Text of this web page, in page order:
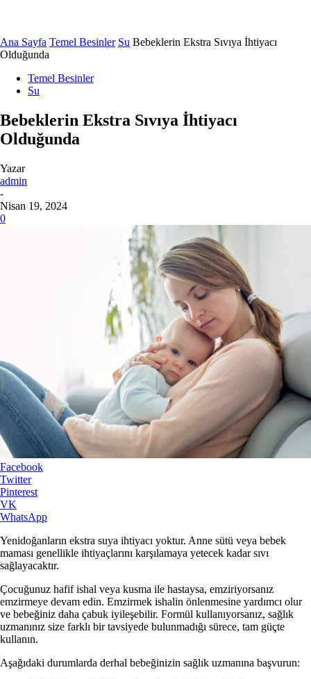
Ana Sayfa Temel Besinler Su Bebeklerin Ekstra Sıvıya İhtiyacı
Olduğunda
Temel Besinler
Su
Bebeklerin Ekstra Sıvıya İhtiyacı
Olduğunda
Yazar
admin
-
Nisan 19, 2024
0
Facebook
Twitter
Pinterest
VK
WhatsApp
Yenidoğanların ekstra suya ihtiyacı yoktur. Anne sütü veya bebek
maması genellikle ihtiyaçlarını karşılamaya yetecek kadar sıvı
sağlayacaktır.
Çocuğunuz hafif ishal veya kusma ile hastaysa, emziriyorsanız
emzirmeye devam edin. Emzirmek ishalin önlenmesine yardımcı olur
ve bebeğiniz daha çabuk iyileşebilir. Formül kullanıyorsanız, sağlık
uzmanınız size farklı bir tavsiyede bulunmadığı sürece, tam güçte
kullanın.
Aşağıdaki durumlarda derhal bebeğinizin sağlık uzmanına başvurun: